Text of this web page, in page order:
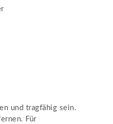
und tragfähig sein.
Für